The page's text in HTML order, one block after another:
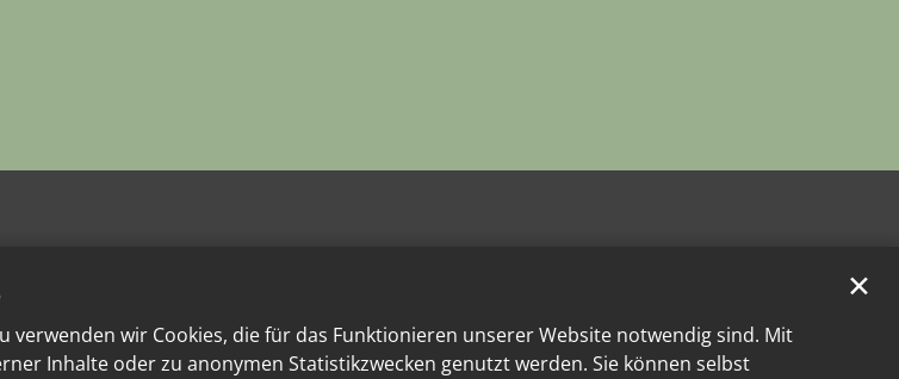
wir Cookies, die für das Funktionieren unserer Website notwendig sind. Mit
Inhalte oder zu anonymen Statistikzwecken genutzt werden. Sie können selbst
✕